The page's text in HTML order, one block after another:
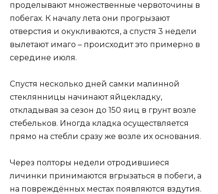
проделывают множественные червоточины в
побегах. К началу лета они прогрызают
отверстия и окукливаются, а спустя 3 недели
вылетают имаго – происходит это примерно в
середине июля.
Спустя несколько дней самки малинной
стеклянницы начинают яйцекладку,
откладывая за сезон до 150 яиц в грунт возле
стебельков. Иногда кладка осуществляется
прямо на стебли сразу же возле их основания.
Через полторы недели отродившиеся
личинки принимаются вгрызаться в побеги, а
на повреждённых местах появляются вздутия.